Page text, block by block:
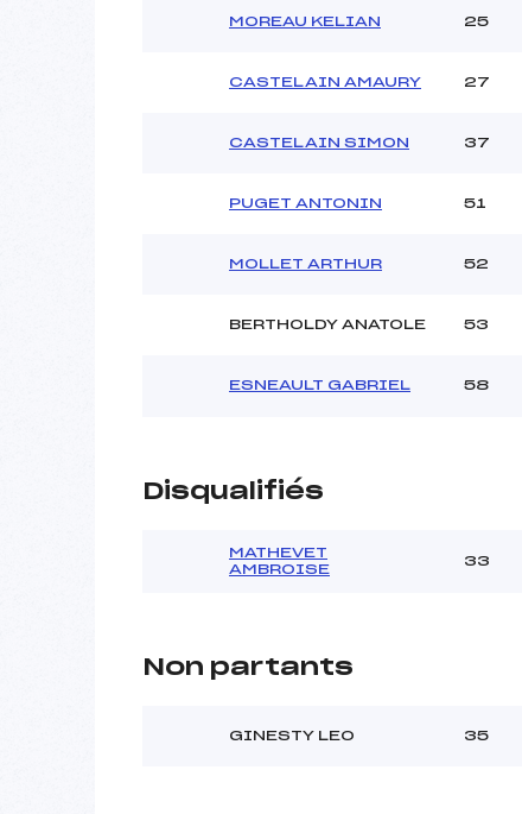
MOREAU KELIAN 25
CASTELAIN AMAURY 27
CASTELAIN SIMON 37
PUGET ANTONIN 51
MOLLET ARTHUR 52
BERTHOLDY ANATOLE 53
ESNEAULT GABRIEL 58
Disqualifiés
MATHEVET
AMBROISE
33
Non partants
GINESTY LEO 35